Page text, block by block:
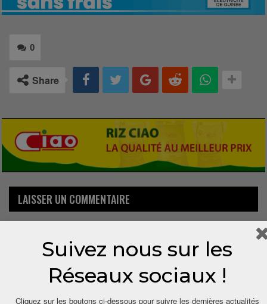
0
Share
LAISSER UN COMMENTAIRE
Suivez nous sur les
Réseaux sociaux !
Cliquez sur les boutons ci-dessous pour suivre les dernières actualités